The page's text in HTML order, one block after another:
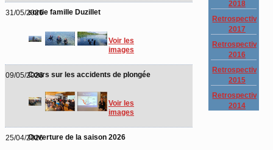
31/05/2026sortie famille Duzillet
Voir les
images
09/05/2026Cours sur les accidents de plongée
Voir les
images
25/04/2026Ouverture de la saison 2026
2018
Retrospective
2017
Retrospective
2016
Retrospective
2015
Retrospective
2014